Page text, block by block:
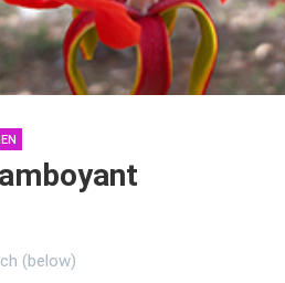
(below)